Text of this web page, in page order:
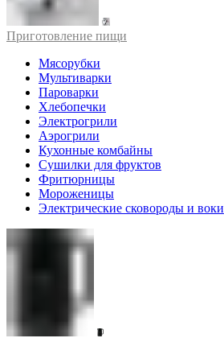
Приготовление пищи
Мясорубки
Мультиварки
Пароварки
Хлебопечки
Электрогрили
Аэрогрили
Кухонные комбайны
Сушилки для фруктов
Фритюрницы
Мороженицы
Электрические сковороды и воки